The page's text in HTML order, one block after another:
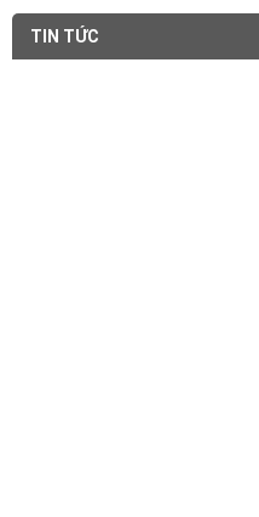
TIN TỨC